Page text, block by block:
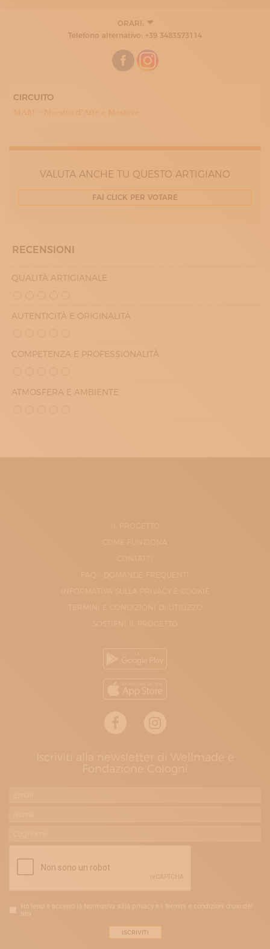
ORARI:
LUNEDÌ
17:00 - 20:00
MARTEDÌ
17:00 - 20:00
17:00 - 20:00
17:00 - 20:00
SABATO
10:00 - 13:00
17:00 - 20:00
Telefono alternativo: +39 3483573114
CIRCUITO
MAM – Maestro d’Arte e Mestiere
VALUTA ANCHE TU QUESTO ARTIGIANO
FAI CLICK PER VOTARE
RECENSIONI
QUALITÀ ARTIGIANALE
AUTENTICITÀ E ORIGINALITÀ
COMPETENZA E PROFESSIONALITÀ
ATMOSFERA E AMBIENTE